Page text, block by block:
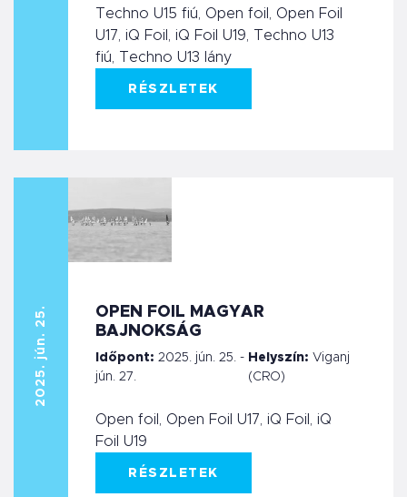
Techno U15 fiú, Open foil, Open Foil
U17, iQ Foil, iQ Foil U19, Techno U13
fiú, Techno U13 lány
RÉSZLETEK
2025. jún. 25.
OPEN FOIL MAGYAR
BAJNOKSÁG
Időpont: 2025. jún. 25. -
jún. 27.
Helyszín: Viganj
(CRO)
Open foil, Open Foil U17, iQ Foil, iQ
Foil U19
RÉSZLETEK